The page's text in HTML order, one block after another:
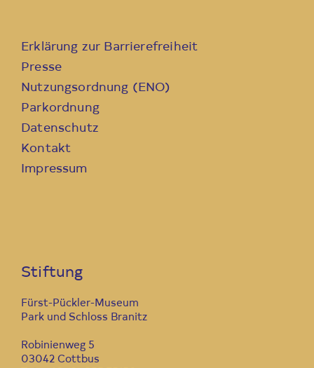
Erklärung zur Barrierefreiheit
Presse
Nutzungsordnung (ENO)
Parkordnung
Datenschutz
Kontakt
Impressum
Stiftung
Fürst-Pückler-Museum
Park und Schloss Branitz
Robinienweg 5
03042 Cottbus